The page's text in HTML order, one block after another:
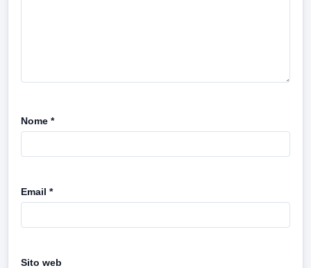
Nome *
Email *
Sito web